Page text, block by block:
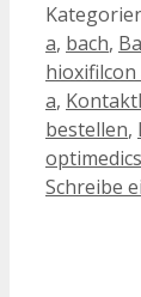
a, bach,
hioxifilcon
a,
bestellen,
optimedics
Schreibe